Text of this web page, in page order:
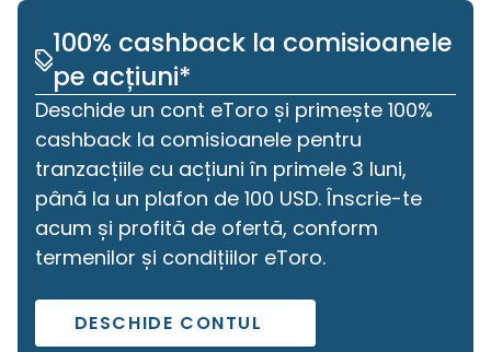
100% cashback la comisioanele
pe acțiuni*
Deschide un cont eToro și primește 100%
cashback la comisioanele pentru
tranzacțiile cu acțiuni în primele 3 luni,
până la un plafon de 100 USD. Înscrie-te
acum și profită de ofertă, conform
termenilor și condițiilor eToro.
DESCHIDE CONTUL